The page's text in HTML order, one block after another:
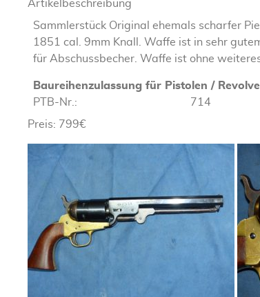
Artikelbeschreibung
Sammlerstück Original ehemals scharfer
1851 cal. 9mm Knall. Waffe ist in sehr
für Abschussbecher. Waffe ist ohne
Baureihenzulassung für Pistolen /
PTB-Nr.:
714
Preis: 799€